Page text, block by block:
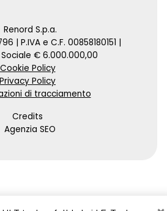
Renord S.p.a.
| P.IVA e C.F. 00858180151 |
€ 6.000.000,00
Cookie Policy
Privacy Policy
di tracciamento
Credits
Agenzia SEO